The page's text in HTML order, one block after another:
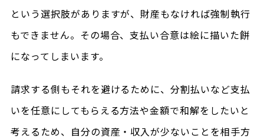
という選択肢がありますが、財産もなければ強制執行
もできません。その場合、支払い合意は絵に描いた餅
になってしまいます。
請求する側もそれを避けるために、分割払いなど支払
いを任意にしてもらえる方法や金額で和解をしたいと
考えるため、自分の資産・収入が少ないことを相手方